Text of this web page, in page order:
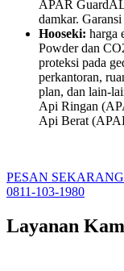
APAR
damkar.
Hooseki: harga
Powder dan
proteksi pada
perkantoran,
plan, dan lain-
Api Ringan
Api Berat
PESAN SEKARANG
0811-103-1980
Layanan